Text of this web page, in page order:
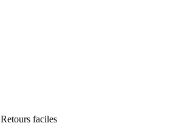
Retours faciles